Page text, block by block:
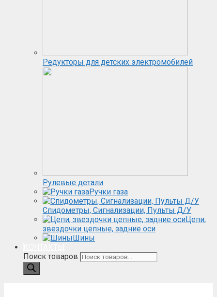
Редукторы для детских электромобилей
Рулевые детали
Ручки газа
Спидометры, Сигнализации, Пульты Д/У
Цепи,
звездочки цепные, задние оси
Шины
Поиск товаров